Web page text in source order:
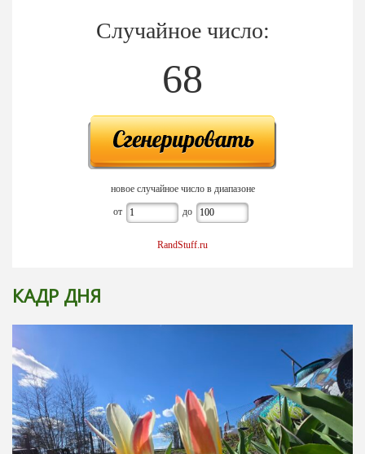
Случайное число:
68
новое случайное число в диапазоне
от до
RandStuff.ru
КАДР ДНЯ